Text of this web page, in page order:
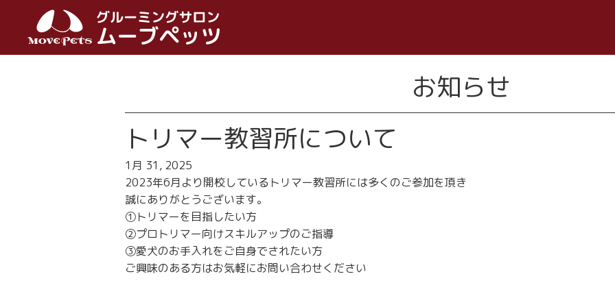
お知らせ
トリマー教習所について
1月 31, 2025
2023年6月より開校しているトリマー教習所には多くのご参加を頂き
誠にありがとうございます。
①トリマーを目指したい方
②プロトリマー向けスキルアップのご指導
③愛犬のお手入れをご自身でされたい方
ご興味のある方はお気軽にお問い合わせください